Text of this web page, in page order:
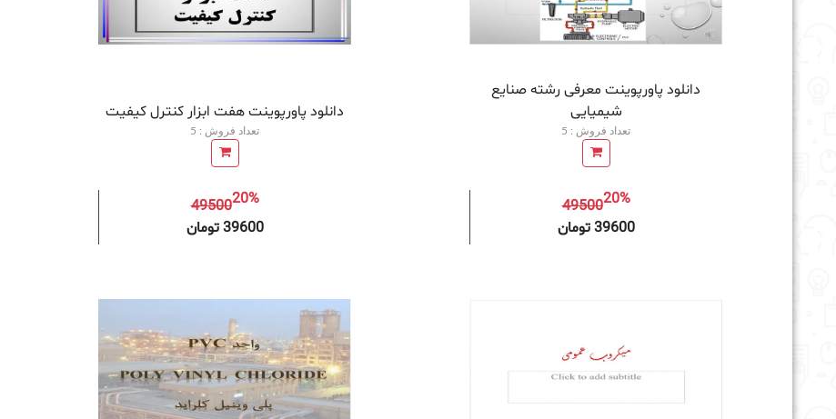
دانلود پاورپوینت معرفی رشته صنایع
شیمیایی
تعداد فروش : 5
4950020%
39600 تومان
دانلود پاورپوینت هفت ابزار كنترل كيفيت
تعداد فروش : 5
4950020%
39600 تومان